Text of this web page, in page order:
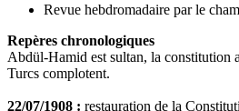
Revue hebdromadaire par le
Repères chronologiques
Abdül-Hamid est sultan, la constitution
Turcs complotent.
22/07/1908 : restauration de la